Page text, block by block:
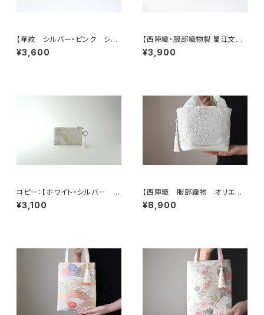
【華紋 シルバー・ピンク シル
ク帯リメイク バッグチャーム型
スクエアポーチ】メイクポーチ
¥3,600
【西陣織・服部織物製 蜀江文に
雲取り・花唐草模様 シルク帯
リメイク バッグチャーム型スク
¥3,900
コピー：【ホワイト・シルバー シ
ルク帯 リメイク バッグチャー
ム型ミニポーチ】カードケース、
¥3,100
【西陣織 服部織物 オリエン
ト更紗 華紋様 薄グリーン・シ
ルバー シルク帯リメイク トー
¥8,900